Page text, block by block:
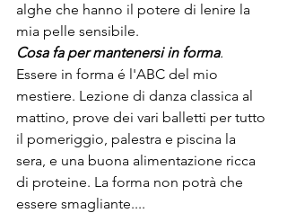
alghe che hanno il potere di lenire la
mia pelle sensibile.
Cosa fa per mantenersi in forma.
Essere in forma é l'ABC del mio
mestiere. Lezione di danza classica al
mattino, prove dei vari balletti per tutto
il pomeriggio, palestra e piscina la
sera, e una buona alimentazione ricca
di proteine. La forma non potrà che
essere smagliante....